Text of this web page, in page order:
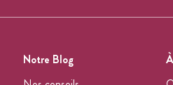
Notre Blog